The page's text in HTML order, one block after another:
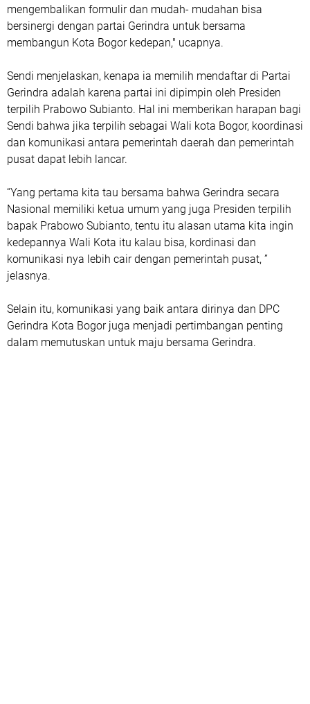
mengembalikan formulir dan mudah- mudahan bisa
bersinergi dengan partai Gerindra untuk bersama
membangun Kota Bogor kedepan," ucapnya.
Sendi menjelaskan, kenapa ia memilih mendaftar di Partai
Gerindra adalah karena partai ini dipimpin oleh Presiden
terpilih Prabowo Subianto. Hal ini memberikan harapan bagi
Sendi bahwa jika terpilih sebagai Wali kota Bogor, koordinasi
dan komunikasi antara pemerintah daerah dan pemerintah
pusat dapat lebih lancar.
“Yang pertama kita tau bersama bahwa Gerindra secara
Nasional memiliki ketua umum yang juga Presiden terpilih
bapak Prabowo Subianto, tentu itu alasan utama kita ingin
kedepannya Wali Kota itu kalau bisa, kordinasi dan
komunikasi nya lebih cair dengan pemerintah pusat, ”
jelasnya.
Selain itu, komunikasi yang baik antara dirinya dan DPC
Gerindra Kota Bogor juga menjadi pertimbangan penting
dalam memutuskan untuk maju bersama Gerindra.